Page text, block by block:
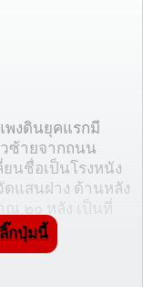
พงดินยุคแรกมี
ซ้ายจากถนน
นชื่อเป็นโรงหนัง
แสนฝาง ด้านหลัง
ณ ๒๐ หลัง เป็นที่
กปุ่มนี้